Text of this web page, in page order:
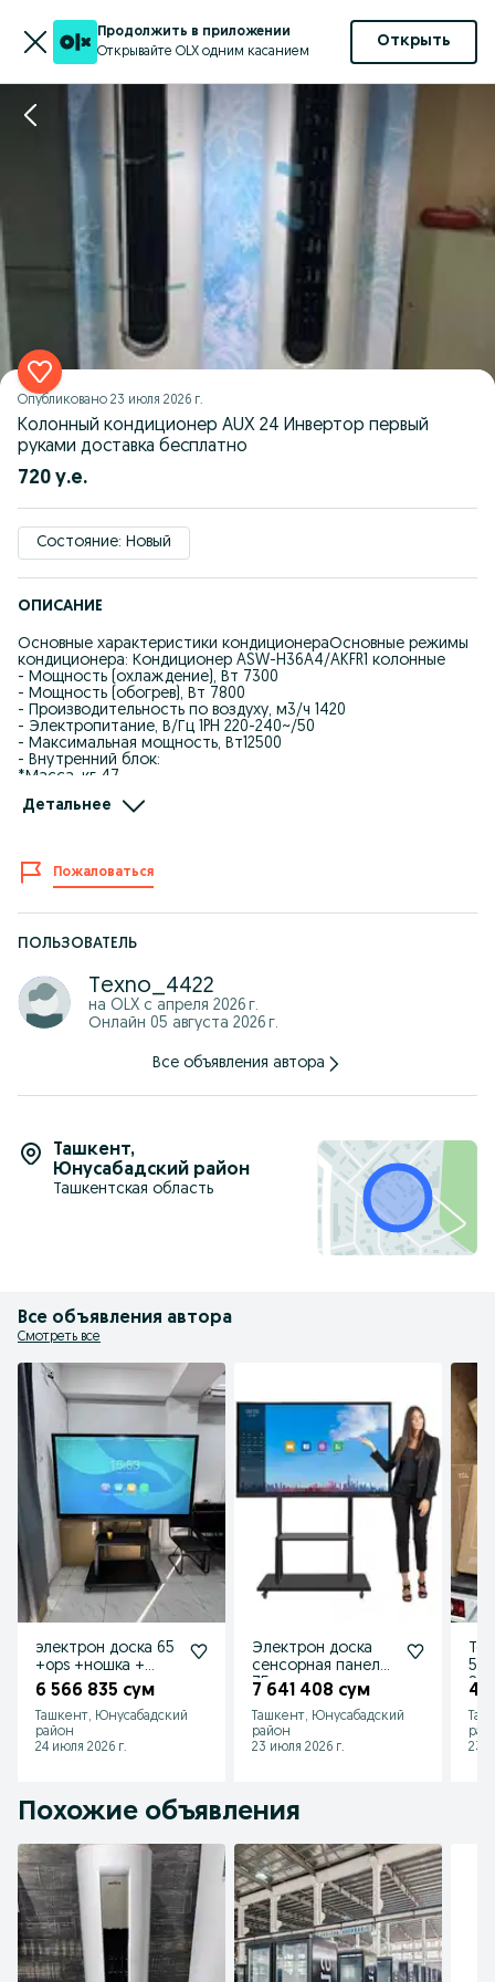
Продолжить в приложении
Открывайте OLX одним касанием
Открыть
Опубликовано 23 июля 2026 г.
Колонный кондиционер AUX 24 Инвертор первый
руками доставка бесплатно
720 у.е.
Состояние: Новый
ОПИСАНИЕ
Основные характеристики кондиционераОсновные режимы
кондиционера: Кондиционер ASW-H36A4/AKFR1 колонные
- Мощность (охлаждение), Вт 7300
- Мощность (обогрев), Вт 7800
- Производительность по воздуху, м3/ч 1420
- Электропитание, В/Гц 1PH 220-240~/50
- Максимальная мощность, Вт12500
- Внутренний блок:
*Масса, кг 47
- Наружный блок:
цена рассрочке
Детальнее
Пожаловаться
ПОЛЬЗОВАТЕЛЬ
Texno_4422
на OLX с апреля 2026 г.
Онлайн 05 августа 2026 г.
Все объявления автора
Ташкент,
Юнусабадский район
Ташкентская область
Все объявления автора
Смотреть все
электрон доска 65
+ops +ношка +
установка
6 566 835 сум
Ташкент, Юнусабадский
район
24 июля 2026 г.
Электрон доска
сенсорная панель
75 + ops + ножка +
доставка
7 641 408 сум
Ташкент, Юнусабадский
район
23 июля 2026 г.
55/
4
23
Похожие объявления